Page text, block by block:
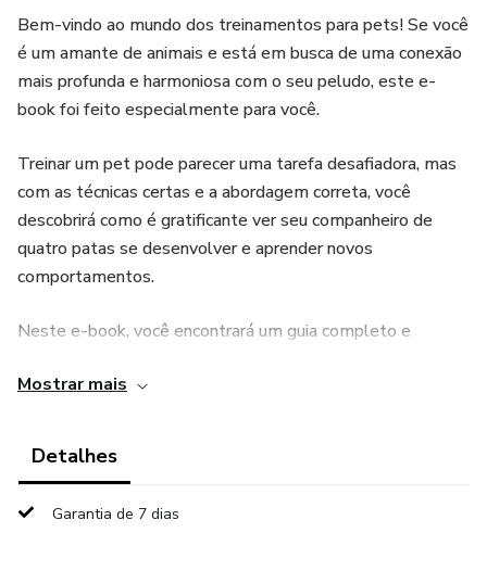
Bem-vindo ao mundo dos treinamentos para pets! Se você
é um amante de animais e está em busca de uma conexão
mais profunda e harmoniosa com o seu peludo, este e-
book foi feito especialmente para você.
Treinar um pet pode parecer uma tarefa desafiadora, mas
com as técnicas certas e a abordagem correta, você
descobrirá como é gratificante ver seu companheiro de
quatro patas se desenvolver e aprender novos
comportamentos.
Neste e-book, você encontrará um guia completo e
ou qualquer outro animal de estimação. Aqui, vamos
técnicas avançadas, tudo de forma simples e acessível.
Mostrar mais
Detalhes
Garantia de 7 dias